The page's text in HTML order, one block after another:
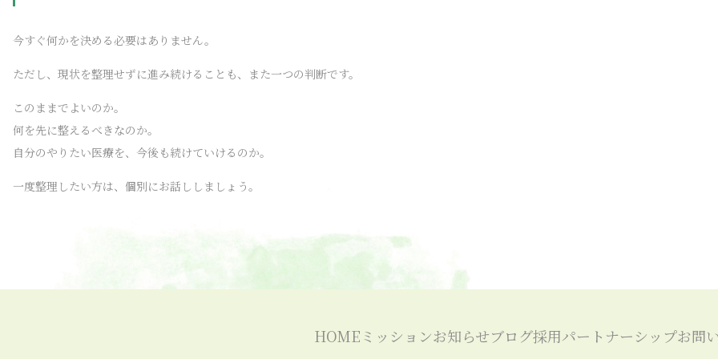
今すぐ何かを決める必要はありません。
ただし、現状を整理せずに進み続けることも、また一つの判断です。
このままでよいのか。
何を先に整えるべきなのか。
自分のやりたい医療を、今後も続けていけるのか。
一度整理したい方は、個別にお話ししましょう。
HOMEミッションお知らせブログ採用パートナーシップお問